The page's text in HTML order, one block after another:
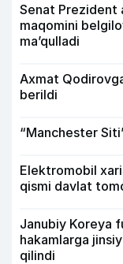
Senat Prezident
maqomini
ma’qulladi
Axmat
berildi
“Manchester
Elektromobil
qismi davlat
Janubiy Koreya
hakamlarga
qilindi